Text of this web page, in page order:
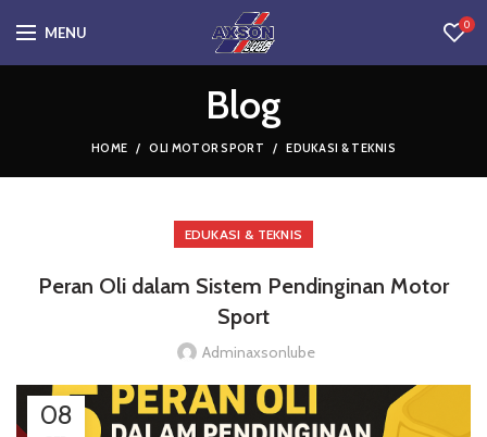
MENU 0
Blog
HOME OLI MOTOR SPORT EDUKASI & TEKNIS
EDUKASI & TEKNIS
Peran Oli dalam Sistem Pendinginan Motor
Sport
Adminaxsonlube
08